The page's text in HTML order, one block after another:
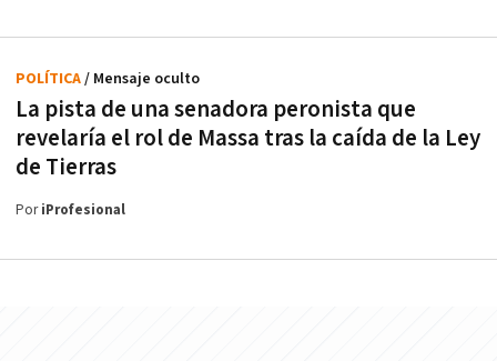
La pista de una senadora peronista que
revelaría el rol de Massa tras la caída de la Ley
de Tierras
POLÍTICA/ Mensaje oculto
PoriProfesional